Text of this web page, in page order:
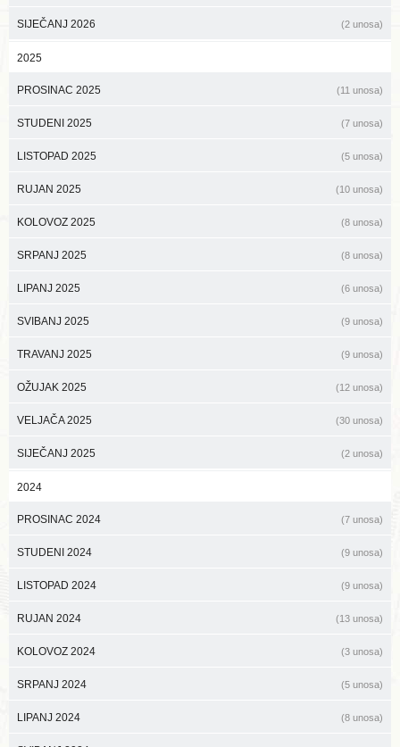
SIJEČANJ 2026 (2 unosa)
2025
PROSINAC 2025 (11 unosa)
STUDENI 2025 (7 unosa)
LISTOPAD 2025 (5 unosa)
RUJAN 2025 (10 unosa)
KOLOVOZ 2025 (8 unosa)
SRPANJ 2025 (8 unosa)
LIPANJ 2025 (6 unosa)
SVIBANJ 2025 (9 unosa)
TRAVANJ 2025 (9 unosa)
OŽUJAK 2025 (12 unosa)
VELJAČA 2025 (30 unosa)
SIJEČANJ 2025 (2 unosa)
2024
PROSINAC 2024 (7 unosa)
STUDENI 2024 (9 unosa)
LISTOPAD 2024 (9 unosa)
RUJAN 2024 (13 unosa)
KOLOVOZ 2024 (3 unosa)
SRPANJ 2024 (5 unosa)
LIPANJ 2024 (8 unosa)